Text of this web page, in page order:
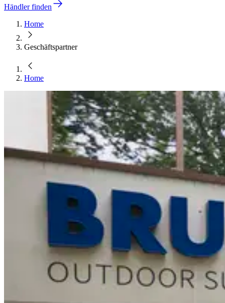
Händler finden
Home
Geschäftspartner
Home